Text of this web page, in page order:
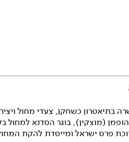
בתיאטרון כשחקן, צעדי מחול
(מוצקין), בוגר הסדנא למחול
פרס ישראל ומייסדת להקת